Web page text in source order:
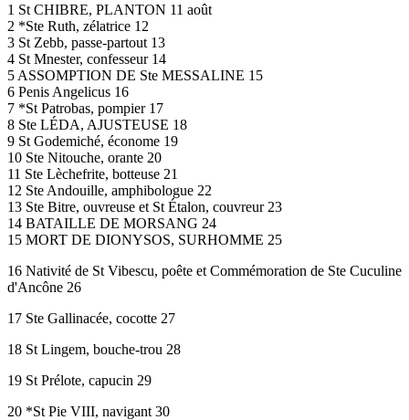
1 St CHIBRE, PLANTON 11 août
2 *Ste Ruth, zélatrice 12
3 St Zebb, passe-partout 13
4 St Mnester, confesseur 14
5 ASSOMPTION DE Ste MESSALINE 15
6 Penis Angelicus 16
7 *St Patrobas, pompier 17
8 Ste LÉDA, AJUSTEUSE 18
9 St Godemiché, économe 19
10 Ste Nitouche, orante 20
11 Ste Lèchefrite, botteuse 21
12 Ste Andouille, amphibologue 22
13 Ste Bitre, ouvreuse et St Étalon, couvreur 23
14 BATAILLE DE MORSANG 24
15 MORT DE DIONYSOS, SURHOMME 25
16 Nativité de St Vibescu, poête et Commémoration de Ste Cuculine
d'Ancône 26
17 Ste Gallinacée, cocotte 27
18 St Lingem, bouche-trou 28
19 St Prélote, capucin 29
20 *St Pie VIII, navigant 30